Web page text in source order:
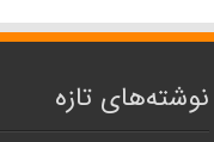
نوشته‌های تازه